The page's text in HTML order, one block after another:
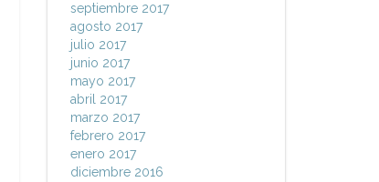
septiembre 2017
agosto 2017
julio 2017
junio 2017
mayo 2017
abril 2017
marzo 2017
febrero 2017
enero 2017
diciembre 2016